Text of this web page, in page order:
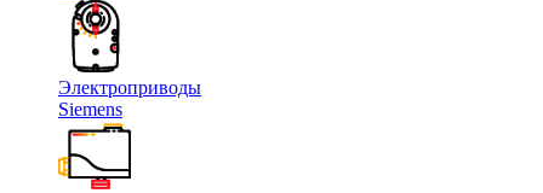
Электроприводы
Siemens